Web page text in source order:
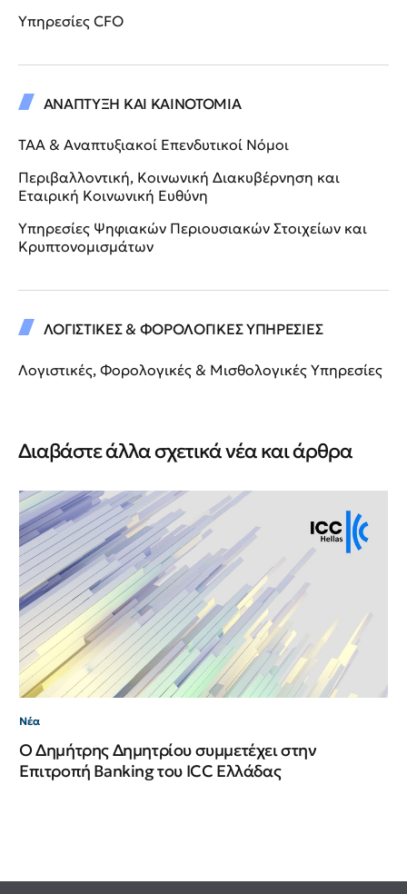
Υπηρεσίες CFO
ΑΝΑΠΤΥΞΗ ΚΑΙ ΚΑΙΝΟΤΟΜΙΑ
ΤΑΑ & Αναπτυξιακοί Επενδυτικοί Νόμοι
Περιβαλλοντική, Κοινωνική Διακυβέρνηση και
Εταιρική Κοινωνική Ευθύνη
Υπηρεσίες Ψηφιακών Περιουσιακών Στοιχείων και
Κρυπτονομισμάτων
ΛΟΓΙΣΤΙΚΕΣ & ΦΟΡΟΛΟΓΙΚΕΣ ΥΠΗΡΕΣΙΕΣ
Λογιστικές, Φορολογικές & Μισθολογικές Υπηρεσίες
Διαβάστε άλλα σχετικά νέα και άρθρα
Νέα
Ο Δημήτρης Δημητρίου συμμετέχει στην
Επιτροπή Banking του ICC Ελλάδας